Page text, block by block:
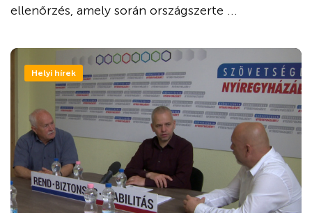
ellenőrzés, amely során országszerte ...
Helyi hírek